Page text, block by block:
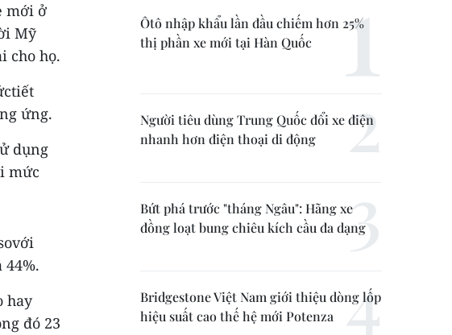
mới ở
Mỹ
cho họ.
ứng.
dụng
mức
hay
đó 23
Ôtô nhập khẩu lần đầu chiếm hơn 25%
thị phần xe mới tại Hàn Quốc
Người tiêu dùng Trung Quốc đổi xe điện
nhanh hơn điện thoại di động
Bứt phá trước "tháng Ngâu": Hãng xe
đồng loạt bung chiêu kích cầu đa dạng
Bridgestone Việt Nam giới thiệu dòng lốp
hiệu suất cao thế hệ mới Potenza